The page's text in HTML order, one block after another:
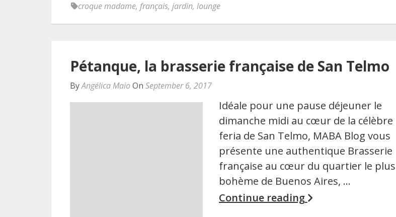
croque madame, français, jardin, lounge
Pétanque, la brasserie française de San Telmo
ByAngélica Maio On September 6, 2017
Idéale pour une pause déjeuner le
dimanche midi au cœur de la célèbre
feria de San Telmo, MABA Blog vous
présente une authentique Brasserie
française au cœur du quartier le plus
bohème de Buenos Aires, …
Continue reading